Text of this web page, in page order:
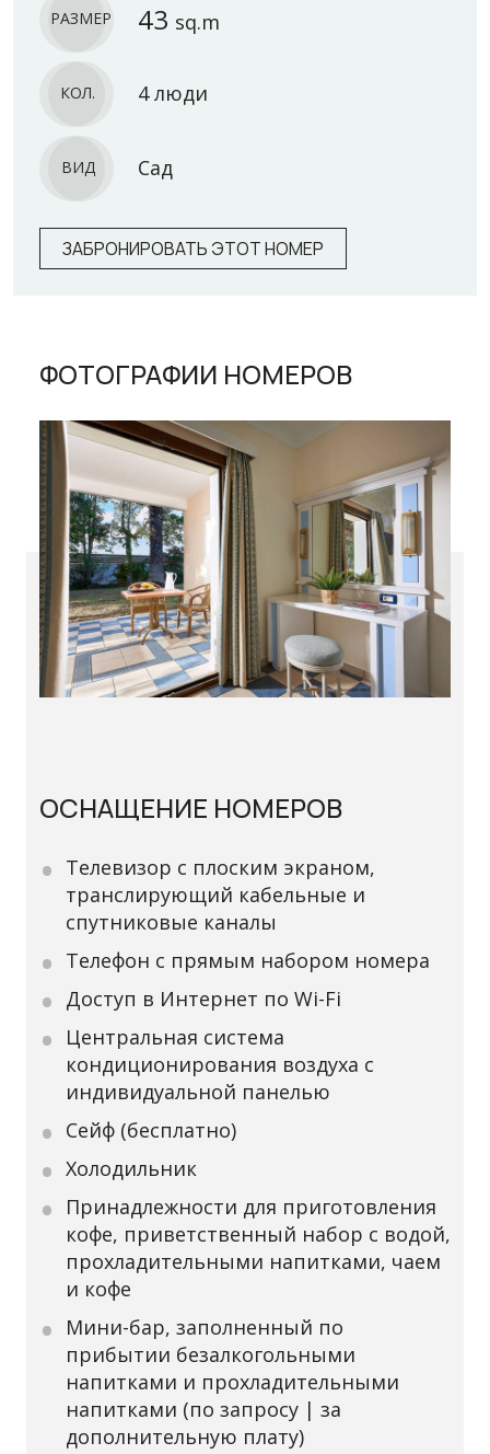
РАЗМЕР 43 sq.m
КОЛ. 4 люди
ВИД Сад
ЗАБРОНИРОВАТЬ ЭТОТ НОМЕР
ФОТОГРАФИИ НОМЕРОВ
ОСНАЩЕНИЕ НОМЕРОВ
Телевизор с плоским экраном,
транслирующий кабельные и
спутниковые каналы
Телефон с прямым набором номера
Доступ в Интернет по Wi-Fi
Центральная система
кондиционирования воздуха с
индивидуальной панелью
Сейф (бесплатно)
Холодильник
Принадлежности для приготовления
кофе, приветственный набор с водой,
прохладительными напитками, чаем
и кофе
Мини-бар, заполненный по
прибытии безалкогольными
напитками и прохладительными
напитками (по запросу | за
дополнительную плату)